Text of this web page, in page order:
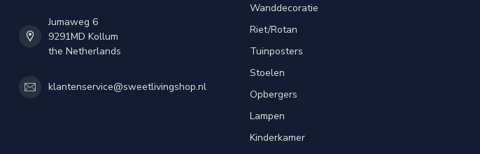
Jumaweg 6
9291MD Kollum
the Netherlands
klantenservice@sweetlivingshop.nl
Wanddecoratie
Riet/Rotan
Tuinposters
Stoelen
Opbergers
Lampen
Kinderkamer